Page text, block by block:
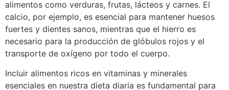
alimentos como verduras, frutas, lácteos y carnes. El
calcio, por ejemplo, es esencial para mantener huesos
fuertes y dientes sanos, mientras que el hierro es
necesario para la producción de glóbulos rojos y el
transporte de oxígeno por todo el cuerpo.
Incluir alimentos ricos en vitaminas y minerales
esenciales en nuestra dieta diaria es fundamental para